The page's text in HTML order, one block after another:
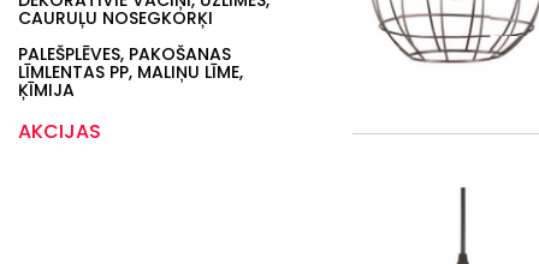
CAURUĻU NOSEGKORĶI
PALEŠPLĒVES, PAKOŠANAS
LĪMLENTAS PP, MALIŅU LĪME,
ĶĪMIJA
AKCIJAS